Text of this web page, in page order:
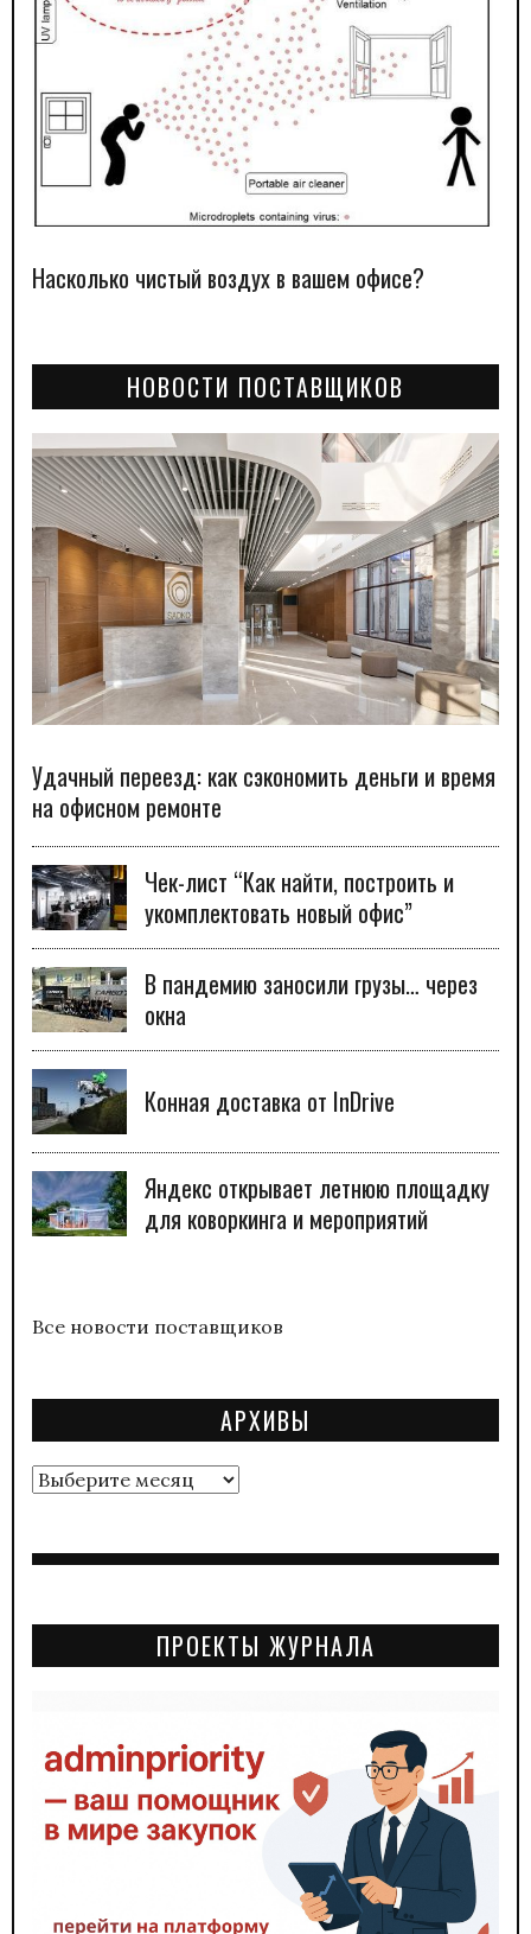
Насколько чистый воздух в вашем офисе?
НОВОСТИ ПОСТАВЩИКОВ
Удачный переезд: как сэкономить деньги и время
на офисном ремонте
Чек-лист “Как найти, построить и
укомплектовать новый офис”
В пандемию заносили грузы… через
окна
Конная доставка от InDrive
Яндекс открывает летнюю площадку
для коворкинга и мероприятий
Все новости поставщиков
АРХИВЫ
Архивы
ПРОЕКТЫ ЖУРНАЛА